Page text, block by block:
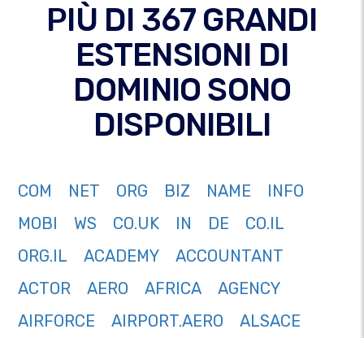
PIÙ DI 367 GRANDI
ESTENSIONI DI
DOMINIO SONO
DISPONIBILI
COM NET ORG BIZ NAME
INFO
MOBI
WS CO.UK IN DE
CO.IL
ORG.IL
ACADEMY
ACCOUNTANT
ACTOR
AERO AFRICA
AGENCY
AIRFORCE
AIRPORT.AERO
ALSACE